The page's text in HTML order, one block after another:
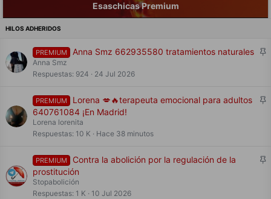
m
a
n
i
o
s
Esaschicas Premium
F
d
PREMIUM Anna Smz 662935580 tratamientos naturales
Anna Smz
Respuestas 924 24 Jul 2026
F
o
PREMIUM
Lorena 💋🔥terapeuta emocional para adultos
640761084 ¡En Madrid!
Lorena lorenita
Respuestas 10 K Hace 38 minutos
F
PREMIUM
Contra la abolición por la regulación de la
prostitución
Stopabolición
Respuestas 1 K 10 Jul 2026